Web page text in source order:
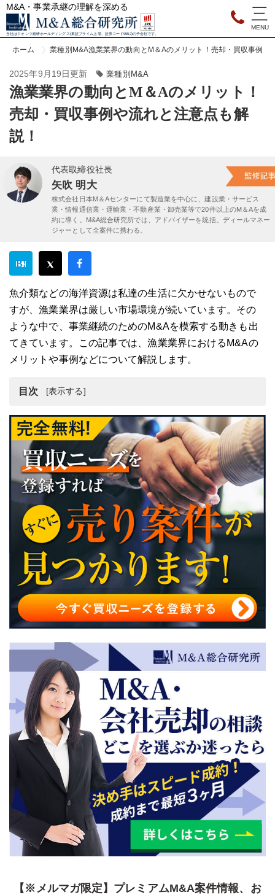
M&A・事業承継の理解を深める
当社はクオンツ総研ホールディングス(東証プライム上場、証券コード9552)の子会社です。
ホーム 業種別M&A漁業業界の動向とM＆Aのメリット！売却・買収事例や
2025年9月19日更新 業種別M&A
漁業業界の動向とM＆Aのメリット！
売却・買収事例や流れと注意点も解
説！
代表取締役社長
矢吹 明大
株式会社日本M＆Aセンターにて製造業を中心に、建設業・サービス
業・情報通信業・運輸業・不動産業・卸売業等で20件以上のM＆Aを成
約に導く。M&A総合研究所では、アドバイザーを統括。ディールマネー
ジャーとして全案件に携わる。
魚介類などの海洋資源は私達の生活に欠かせないもので
すが、漁業業界は厳しい市場環境が続いています。その
ような中で、事業継続のためのM&Aを模索する動きも出
てきています。この記事では、漁業業界におけるM&Aの
メリットや事例などについて解説します。
目次
漁業業界の動向
漁業企業をM＆Aで売却するメリット
漁業業界のM＆A・売却・買収事例7選
漁業企業のM＆Aの流れ
漁業企業でM＆Aを行う際の注意点
漁業企業のM&A・事業譲渡まとめ
【※メルマガ限定】プレミアムM&A案件情報、お